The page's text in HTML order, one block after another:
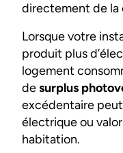
directement de la
Lorsque votre
produit plus
logement
desurplus
excédentaire
électrique ou
habitation.